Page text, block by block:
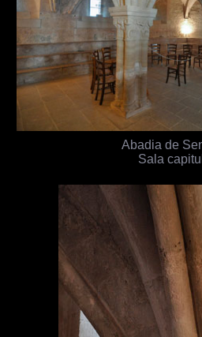
Abadia de
Sala